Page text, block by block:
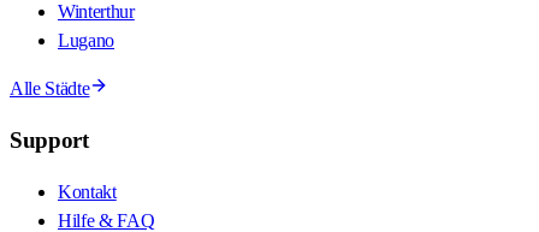
Winterthur
Lugano
Alle Städte
Support
Kontakt
Hilfe & FAQ